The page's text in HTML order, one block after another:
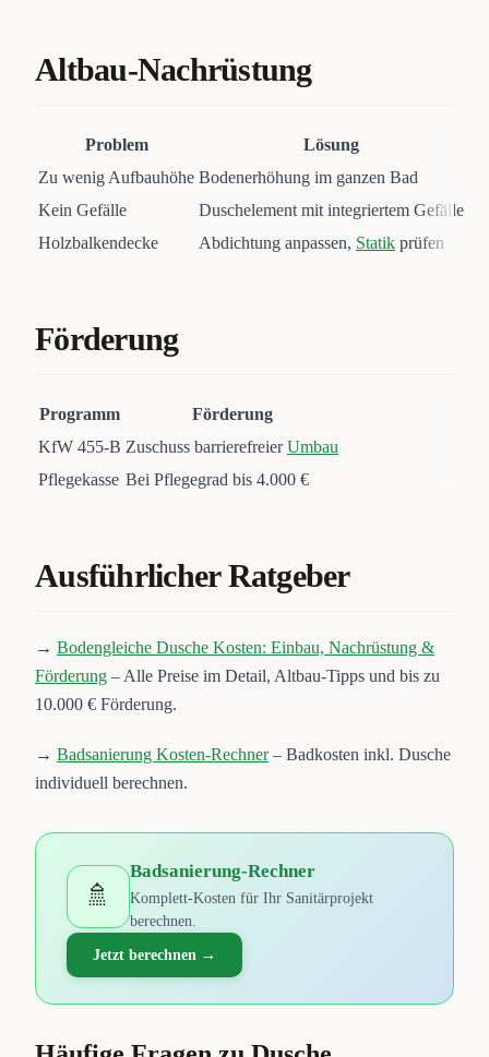
Altbau-Nachrüstung
Problem
Lösung
Zu wenig Aufbauhöhe Bodenerhöhung im ganzen Bad
Kein Gefälle
Duschelement mit integriertem Gefälle
Holzbalkendecke
Abdichtung anpassen, Statik prüfen
Förderung
Programm
Förderung
KfW 455-B Zuschuss barrierefreierUmbau
Pflegekasse Bei Pflegegrad bis 4.000 €
Ausführlicher Ratgeber
→ Bodengleiche Dusche Kosten: Einbau, Nachrüstung &
Förderung – Alle Preise im Detail, Altbau-Tipps und bis zu
10.000 € Förderung.
→ Badsanierung Kosten-Rechner– Badkosten inkl. Dusche
individuell berechnen.
🚿
Badsanierung-Rechner
Komplett-Kosten für Ihr Sanitärprojekt
berechnen.
Jetzt berechnen →